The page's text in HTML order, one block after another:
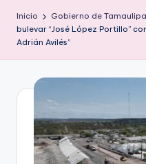
g
a
s
o
p
Inicio Gobierno de
bulevar “José López Portillo”
Adrián Avilés”